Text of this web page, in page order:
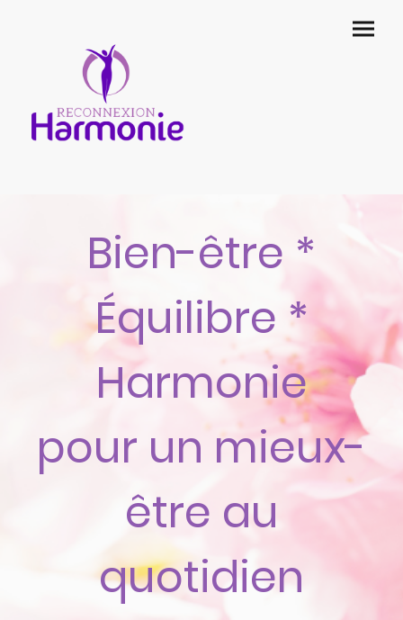
Bien-être *
Équilibre *
Harmonie
pour un mieux-
être au
quotidien